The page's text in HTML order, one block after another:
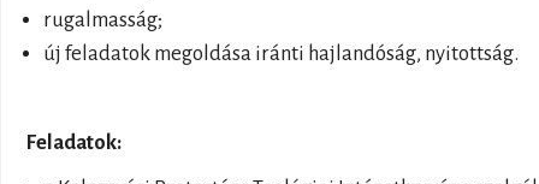
rugalmasság;
új feladatok megoldása iránti hajlandóság, nyitottság.
Feladatok: